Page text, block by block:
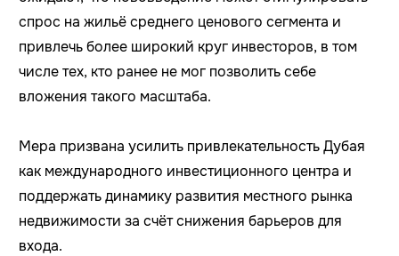
спрос на жильё среднего ценового сегмента и
привлечь более широкий круг инвесторов, в том
числе тех, кто ранее не мог позволить себе
вложения такого масштаба.
Мера призвана усилить привлекательность Дубая
как международного инвестиционного центра и
поддержать динамику развития местного рынка
недвижимости за счёт снижения барьеров для
входа.